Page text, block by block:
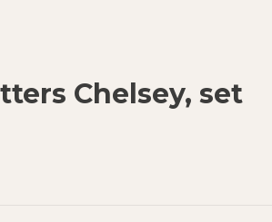
Chelsey, set